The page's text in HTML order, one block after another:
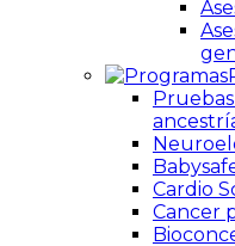
Cardio
Cancer